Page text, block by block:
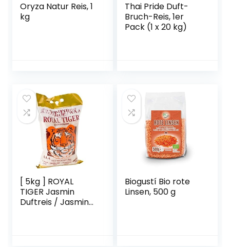
Oryza Natur Reis, 1
kg
Thai Pride Duft-
Bruch-Reis, 1er
Pack (1 x 20 kg)
[ 5kg ] ROYAL
TIGER Jasmin
Duftreis / Jasmin
Biogustí Bio rote
Linsen, 500 g